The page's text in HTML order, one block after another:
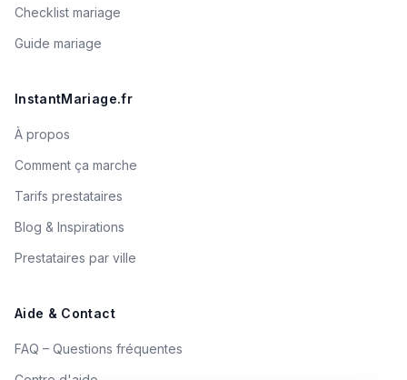
Checklist mariage
Guide mariage
InstantMariage.fr
À propos
Comment ça marche
Tarifs prestataires
Blog & Inspirations
Prestataires par ville
Aide & Contact
FAQ – Questions fréquentes